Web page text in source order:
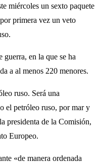
miércoles un sexto paquete
primera vez un veto
guerra, en la que se ha
a al menos 220 menores.
ruso. Será una
el petróleo ruso, por mar y
presidenta de la Comisión,
Europeo.
«de manera ordenada